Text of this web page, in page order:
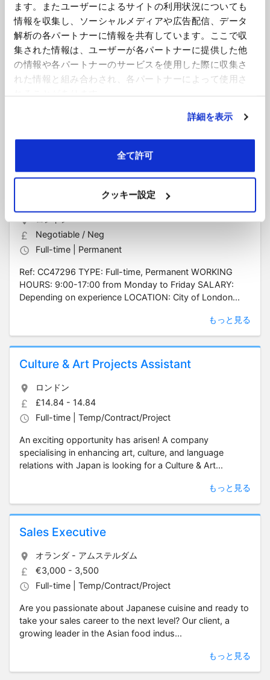
ます。またユーザーによるサイトの利用状況についても
情報を収集し、ソーシャルメディアや広告配信、データ
解析の各パートナーに情報を共有しています。ここで収
集された情報は、ユーザーが各パートナーに提供した他
の情報や各パートナーのサービスを使用した際に収集さ
れた情報と組み合わされ、各パートナーによって使用さ
詳細を表示
全て許可
クッキー設定
CEOオフィスアソシエイト
ロンドン
£50,000 - 55,000
Full-time | Temp/Contract/Project
ています。 本ポジションでは、本社および海外拠点と連携し
Administration Assistant
Negotiable / Neg
Full-time | Permanent
Ref: CC47296 TYPE: Full-time, Permanent WORKING
HOURS: 9:00-17:00 from Monday to Friday SALARY:
Depending on experience LOCATION: City of London...
もっと見る
Culture & Art Projects Assistant
ロンドン
£14.84 - 14.84
Full-time | Temp/Contract/Project
An exciting opportunity has arisen! A company
specialising in enhancing art, culture, and language
relations with Japan is looking for a Culture & Art...
もっと見る
Sales Executive
オランダ - アムステルダム
€3,000 - 3,500
Full-time | Temp/Contract/Project
Are you passionate about Japanese cuisine and ready to
take your sales career to the next level? Our client, a
growing leader in the Asian food indus...
もっと見る